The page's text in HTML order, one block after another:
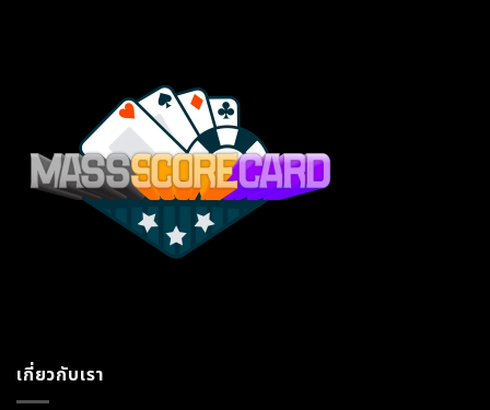
เกี่ยวกับเรา